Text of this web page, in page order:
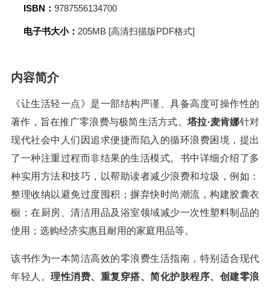
ISBN： 9787556134700
电子书大小： 205MB [高清扫描版PDF格式]
内容简介
《让生活轻一点》是一部结构严谨、具备高度可操作性的
著作，旨在推广零浪费与极简生活方式。塔拉·麦肯娜针对
现代社会中人们因追求便捷而陷入的循环浪费困境，提出
了一种注重过程而非结果的生活模式。书中详细介绍了多
种实用方法和技巧，以帮助读者减少浪费和垃圾，例如：
整理收纳以避免过度囤积；摒弃快时尚潮流，构建胶囊衣
橱；在厨房、清洁用品及浴室领域减少一次性塑料制品的
使用；选购经济实惠且耐用的家庭用品等。
该书作为一本简洁高效的零浪费生活指南，特别适合现代
年轻人。 理性消费、重复穿搭、简化护肤程序、创建零浪